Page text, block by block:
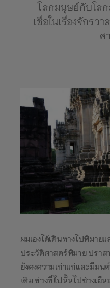
โลกมนุษย์กับโล
เชื่อในเรื่องจักรว
ศ
ผมเองได้เดินทางไปพิมาย
ประวัติศาสตร์พิมาย ปราส
ยังคงความเก่าแก่และมีม
เดิม ช่วงที่ไปนั้นไปช่วงเย็